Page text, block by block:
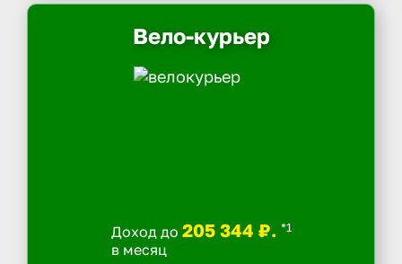
Вело-курьер
Доход до 205 344 ₽. *1
в месяц